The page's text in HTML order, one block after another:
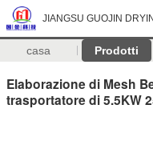
JIANGSU GUOJIN
casa Prodotti
Elaborazione di Mesh
trasportatore di 5.5KW